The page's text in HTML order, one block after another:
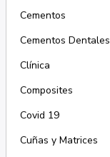
Cementos
Cementos Dentales
Clínica
Composites
Covid 19
Cuñas y Matrices